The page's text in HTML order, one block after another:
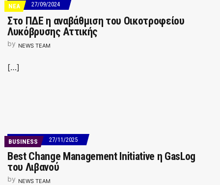
ΝΕΑ 27/09/2024
Στο ΠΔΕ η αναβάθμιση του Οικοτροφείου
Λυκόβρυσης Αττικής
by NEWS TEAM
[…]
BUSINESS 27/11/2025
Best Change Management Initiative η GasLog
του Λιβανού
by NEWS TEAM